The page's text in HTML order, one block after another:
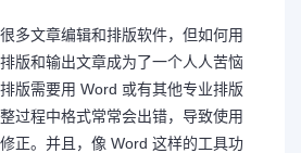
多文章编辑和排版软件，但如何用
版和输出文章成为了一个人人苦恼
版需要用 Word 或有其他专业排版
过程中格式常常会出错，导致使用
正。并且，像 Word 这样的工具功